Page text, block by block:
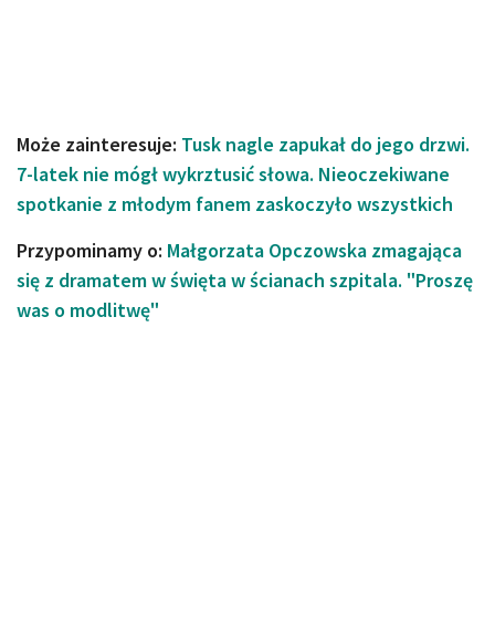
Może zainteresuje: Tusk nagle zapukał do jego drzwi.
7-latek nie mógł wykrztusić słowa. Nieoczekiwane
spotkanie z młodym fanem zaskoczyło wszystkich
Przypominamy o: Małgorzata Opczowska zmagająca
się z dramatem w święta w ścianach szpitala. "Proszę
was o modlitwę"